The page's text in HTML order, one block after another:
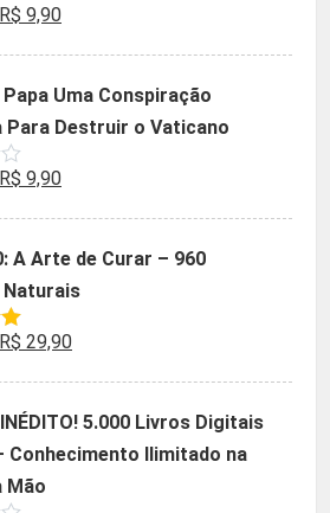
O
era:
47,32.
R$ 9,90O
é:
R$ 9,90.
Uma Conspiração
Para Destruir o Vaticano
O
R$ 85,90.
R$ 9,90O
é:
R$ 9,90.
A Arte de Curar – 960
Naturais
O
era:
R$ 49,90.
R$ 29,90O
é:
R$ 29,90.
INÉDITO! 5.000 Livros Digitais
Conhecimento Ilimitado na
Mão